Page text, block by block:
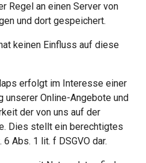
Regel an einen Server von
und dort gespeichert.
keinen Einfluss auf diese
erfolgt im Interesse einer
unserer Online-Angebote und
der von uns auf der
Dies stellt ein berechtigtes
Abs. 1 lit. f DSGVO dar.